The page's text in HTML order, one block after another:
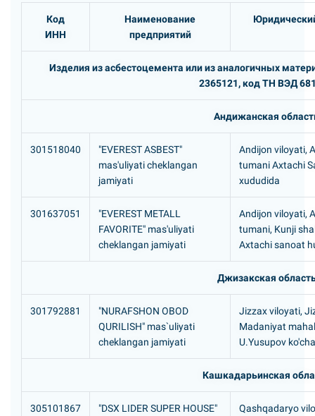
Код
ИНН
Наименование
предприятий
Изделия из асбестоцемента или из аналогичных
2365121, код ТН ВЭД
Андижанская
301518040
"EVEREST ASBEST"
mas'uliyati cheklangan
jamiyati
Andijon viloyati,
tumani Axtachi
xududida
301637051
"EVEREST METALL
FAVORITE" mas'uliyati
cheklangan jamiyati
Andijon viloyati,
tumani, Kunji
Axtachi sanoat
Джизакская
301792881
"NURAFSHON OBOD
QURILISH" mas`uliyati
cheklangan jamiyati
Jizzax viloyati,
Madaniyat
U.Yusupov
Кашкадарьинская
305101867
"DSX LIDER SUPER HOUSE"
Qashqadaryo